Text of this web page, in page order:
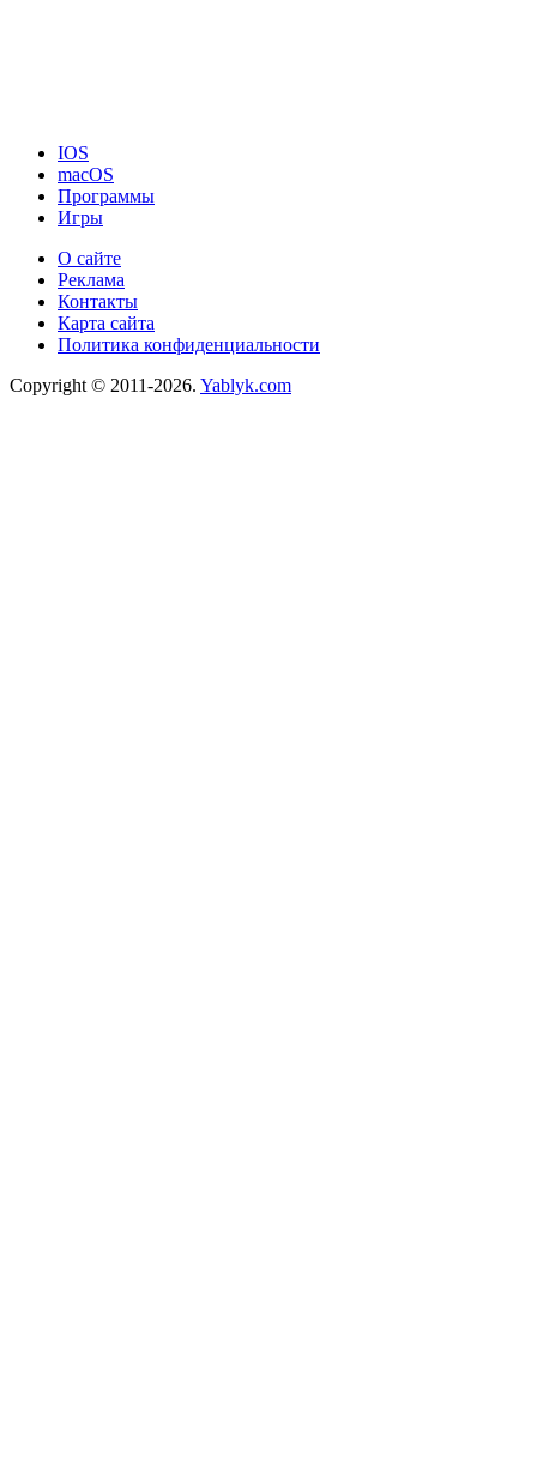
IOS
macOS
Программы
Игры
О сайте
Реклама
Контакты
Карта сайта
Политика конфиденциальности
Copyright © 2011-2026. Yablyk.сom